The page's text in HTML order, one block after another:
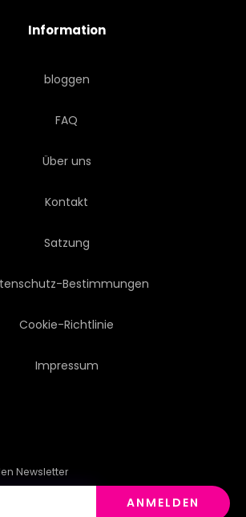
Information
bloggen
FAQ
Über uns
Kontakt
Satzung
Bestimmungen
Cookie-Richtlinie
Impressum
Newsletter
ANMELDEN